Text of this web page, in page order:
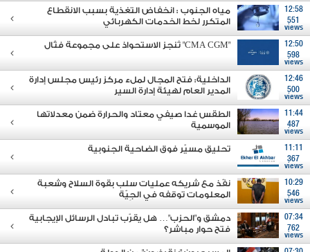
12:58
551
views
مياه الجنوب : انخفاض التغذية بسبب الانقطاع
المتكرر لخط الخدمات الكهربائي
12:50
598
views
"CMA CGM" تُنجز الاستحواذ على مجموعة فتّال
12:46
500
views
الداخلية: فتح المجال لملء مركز رئيس مجلس إدارة
المدير العام لهيئة إدارة السير
11:44
487
views
الطقس غدا صيفي معتاد والحرارة ضمن معدلاتها
الموسمية
11:11
367
views
تحليق مسيّر فوق الضاحية الجنوبية
10:29
546
views
نفّذ مع شريكه عمليات سلب بقوة السلاح وشعبة
المعلومات توقفه في الجِيّة
07:34
762
views
دمشق و"الحزب"… هل يقرّب تبادل الرسائل الإيجابية
فتح حوار مباشر؟